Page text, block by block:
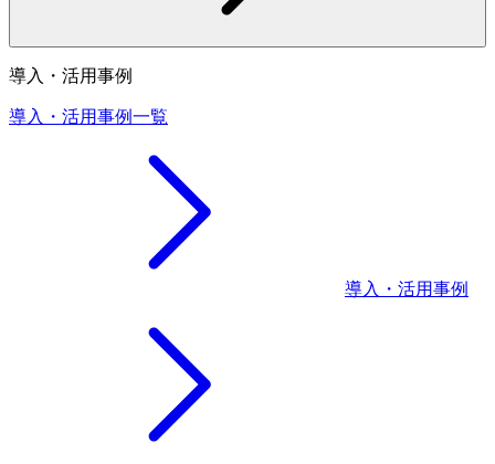
導入・活用事例
導入・活用事例一覧
導入・活用事例